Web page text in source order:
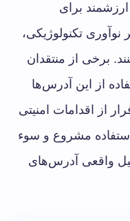
برای
تکنولوژیکی،
برخی از منتقدان
از این آدرس‌ها
از اقدامات امنیتی
استفاده مشروع و سوء
واقعی آدرس‌های